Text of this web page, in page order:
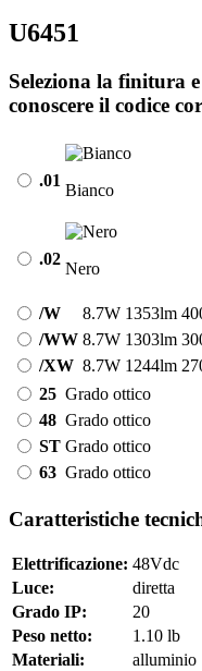
U6451
Seleziona la finitura
conoscere il codice
.01
Bianco
.02
Nero
/W 8.7W 1353lm
/WW 8.7W 1303lm
/XW 8.7W 1244lm
25 Grado ottico
48 Grado ottico
ST Grado ottico
63 Grado ottico
Caratteristiche
Elettrificazione: 48Vdc
Luce:
diretta
Grado IP:
20
Peso netto:
1.10 lb
Materiali:
alluminio